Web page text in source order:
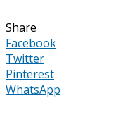
Share
Facebook
Twitter
Pinterest
WhatsApp